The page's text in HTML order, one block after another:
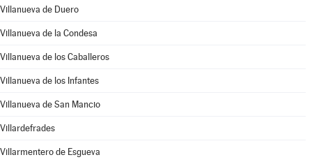
Villanueva de Duero
Villanueva de la Condesa
Villanueva de los Caballeros
Villanueva de los Infantes
Villanueva de San Mancio
Villardefrades
Villarmentero de Esgueva